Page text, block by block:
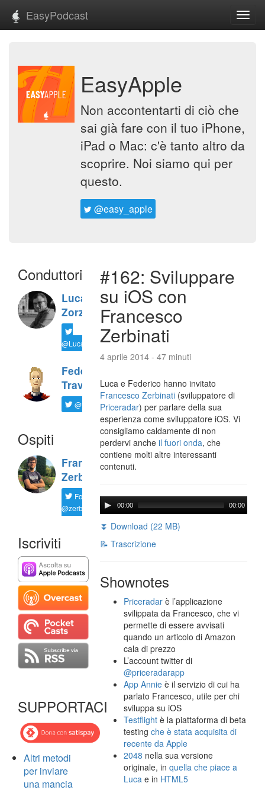
EasyPodcast
EasyApple
Non accontentarti di ciò che
sai già fare con il tuo iPhone,
iPad o Mac: c'è tanto altro da
scoprire. Noi siamo qui per
questo.
@easy_apple
Conduttori
Luca
Zorzi
@LucaTNT
Federico
Travaini
@ftrava
Ospiti
Francesco
Zerbinati
Follow
@zerbfra
Iscriviti
SUPPORTACI
Altri metodi
per inviare
una mancia
#162: Sviluppare
su iOS con
Francesco
Zerbinati
4 aprile 2014 - 47 minuti
Luca e Federico hanno invitato
Francesco Zerbinati (sviluppatore di
Priceradar) per parlare della sua
esperienza come sviluppatore iOS. Vi
consigliamo caldamente di non
perdervi ancheil fuori onda, che
contiene molti altre interessanti
contenuti.
00:00 00:00
⏬ Download (22 MB)
📝 Trascrizione
Shownotes
Priceradar è l’applicazione
svilippata da Francesco, che vi
permette di essere avvisati
quando un articolo di Amazon
cala di prezzo
L’account twitter di
@priceradarapp
App Annie è il servizio di cui ha
parlato Francesco, utile per chi
sviluppa su iOS
Testflight è la piattaforma di beta
testingche è stata acquisita di
recente da Apple
2048 nella sua versione
originale, inquella che piace a
Luca e in HTML5